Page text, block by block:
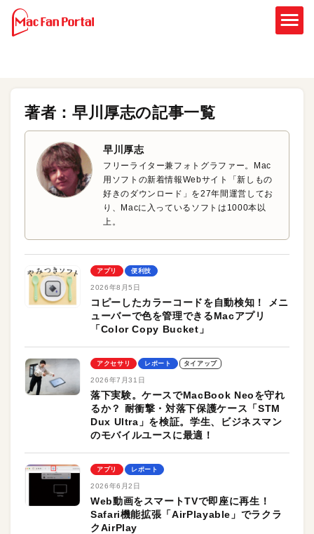
著者：早川厚志の記事一覧
早川厚志
フリーライター兼フォトグラファー。Mac
用ソフトの新着情報Webサイト「新しもの
好きのダウンロード」を27年間運営してお
り、Macに入っているソフトは1000本以
上。
アプリ 便利技
2026年8月5日
コピーしたカラーコードを自動検知！ メニ
ューバーで色を管理できるMacアプリ
「Color Copy Bucket」
アクセサリ レポート タイアップ
2026年7月31日
落下実験。ケースでMacBook Neoを守れ
るか？ 耐衝撃・対落下保護ケース「STM
Dux Ultra」を検証。学生、ビジネスマン
のモバイルユースに最適！
アプリ レポート
2026年6月2日
Web動画をスマートTVで即座に再生！
Safari機能拡張「AirPlayable」でラクラ
クAirPlay